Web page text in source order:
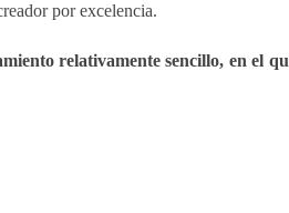
por excelencia.
relativamente sencillo, en el